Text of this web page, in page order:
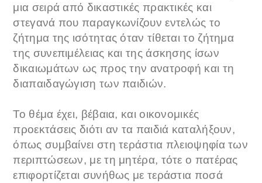
μια σειρά από δικαστικές πρακτικές και
στεγανά που παραγκωνίζουν εντελώς το
ζήτημα της ισότητας όταν τίθεται το ζήτημα
της συνεπιμέλειας και της άσκησης ίσων
δικαιωμάτων ως προς την ανατροφή και τη
διαπαιδαγώγιση των παιδιών.
Το θέμα έχει, βέβαια, και οικονομικές
προεκτάσεις διότι αν τα παιδιά καταλήξουν,
όπως συμβαίνει στη τεράστια πλειοψηφία των
περιπτώσεων, με τη μητέρα, τότε ο πατέρας
επιφορτίζεται συνήθως με τεράστια ποσά